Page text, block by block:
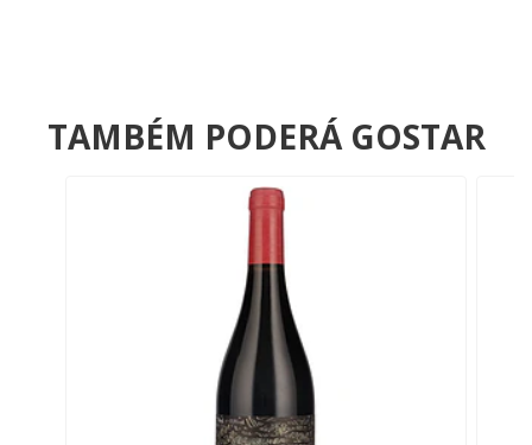
TAMBÉM PODERÁ GOSTAR